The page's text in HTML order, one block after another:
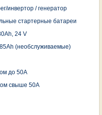
инвертор / генератор
стартерные батареи
24 V
(необслуживаемые)
до 50А
свыше 50А